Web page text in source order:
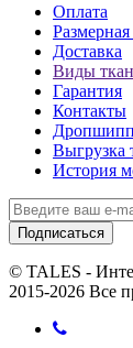
Оплата
Размерная
Доставка
Виды
Гарантия
Контакты
Выгрузка
История
Подписаться
© TALES -
2015-2026 Все